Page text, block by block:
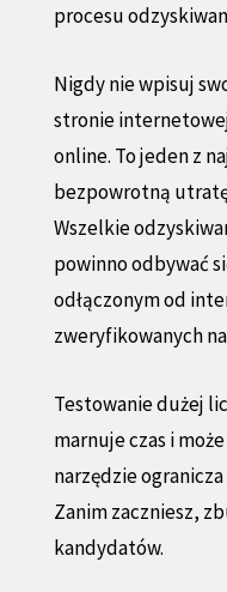
procesu
Nigdy nie wpisuj
stronie
online. To jeden z
bezpowrotną
Wszelkie
powinno odbywać
odłączonym od
zweryfikowanych
Testowanie dużej
marnuje czas i
narzędzie
Zanim zaczniesz,
kandydatów.